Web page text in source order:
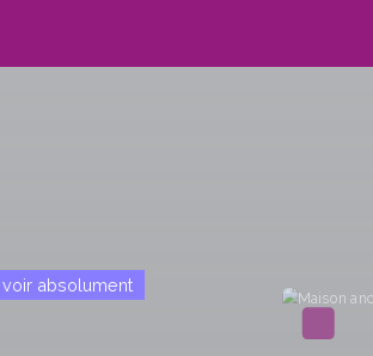
Exclusivité